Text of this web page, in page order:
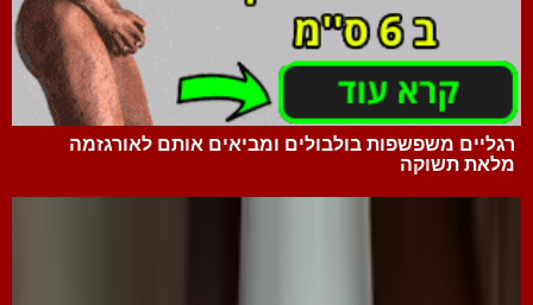
רגליים משפשפות בולבולים ומביאים אותם לאורגזמה
מלאת תשוקה